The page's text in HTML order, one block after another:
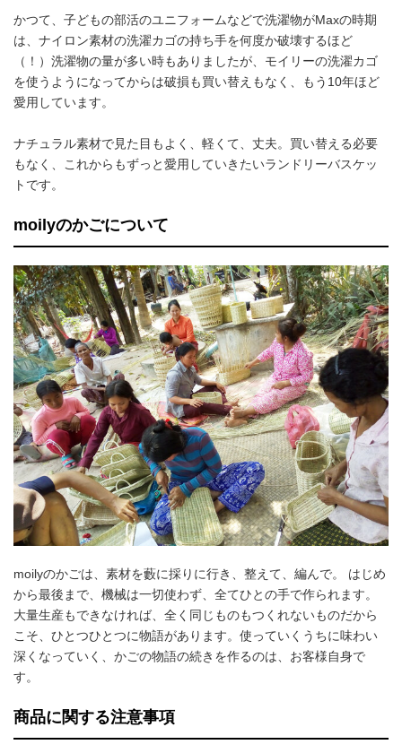
かつて、子どもの部活のユニフォームなどで洗濯物がMaxの時期
は、ナイロン素材の洗濯カゴの持ち手を何度か破壊するほど
（！）洗濯物の量が多い時もありましたが、モイリーの洗濯カゴ
を使うようになってからは破損も買い替えもなく、もう10年ほど
愛用しています。
ナチュラル素材で見た目もよく、軽くて、丈夫。買い替える必要
もなく、これからもずっと愛用していきたいランドリーバスケッ
トです。
moilyのかごについて
moilyのかごは、素材を藪に採りに行き、整えて、編んで。 はじめ
から最後まで、機械は一切使わず、全てひとの手で作られます。
大量生産もできなければ、全く同じものもつくれないものだから
こそ、ひとつひとつに物語があります。使っていくうちに味わい
深くなっていく、かごの物語の続きを作るのは、お客様自身で
す。
商品に関する注意事項